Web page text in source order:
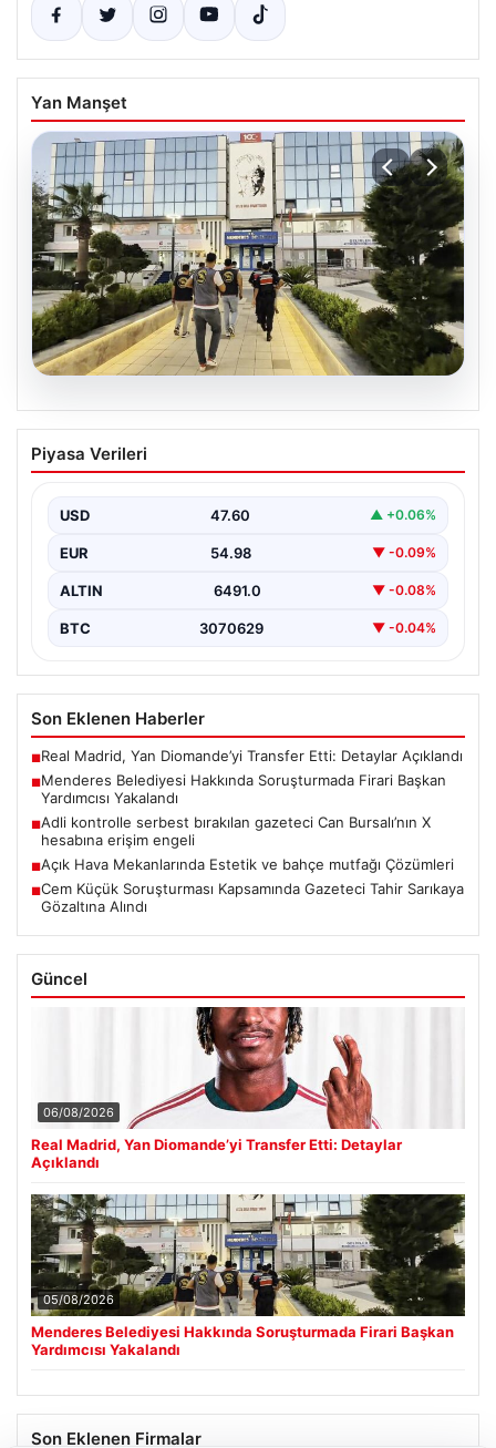
Yan Manşet
Menderes Belediyesi Hakkında
Soruşturmada Firari Başkan Yardımcısı
İzmir’de Menderes Belediyesi’ne yönelik
olarak aranan Belediye Başkan Yardımcısı…
Piyasa Verileri
USD 47.60 ▲ +0.06%
EUR 54.98 ▼ -0.09%
ALTIN 6491.0 ▼ -0.08%
BTC 3070629 ▼ -0.04%
Son Eklenen Haberler
■Real Madrid, Yan Diomande’yi Transfer Etti: Detaylar Açıklandı
■Menderes Belediyesi Hakkında Soruşturmada Firari Başkan
Yardımcısı Yakalandı
■Adli kontrolle serbest bırakılan gazeteci Can Bursalı’nın X
hesabına erişim engeli
■Açık Hava Mekanlarında Estetik ve bahçe mutfağı Çözümleri
■Cem Küçük Soruşturması Kapsamında Gazeteci Tahir Sarıkaya
Gözaltına Alındı
Güncel
06/08/2026
Real Madrid, Yan Diomande’yi Transfer Etti: Detaylar
Açıklandı
05/08/2026
Menderes Belediyesi Hakkında Soruşturmada Firari Başkan
Yardımcısı Yakalandı
Son Eklenen Firmalar